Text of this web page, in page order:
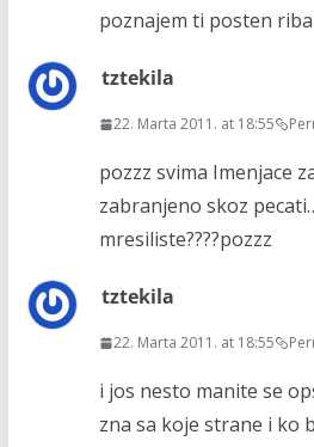
poznajem ti posten
tztekila
22. Marta 2011. at 18:55
pozzz svima Imenjace
zabranjeno skoz
mresiliste????pozzz
tztekila
22. Marta 2011. at 18:55
i jos nesto manite se
zna sa koje strane i ko